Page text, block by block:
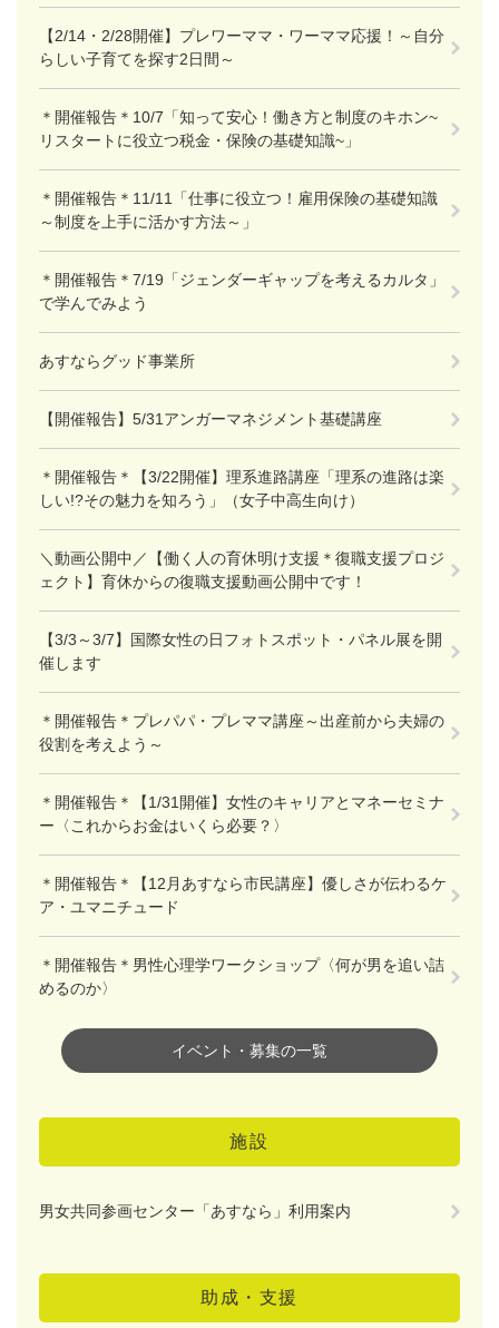
【2/14・2/28開催】プレワーママ・ワーママ応援！～自分
らしい子育てを探す2日間～
＊開催報告＊10/7「知って安心！働き方と制度のキホン~
リスタートに役立つ税金・保険の基礎知識~」
＊開催報告＊11/11「仕事に役立つ！雇用保険の基礎知識
～制度を上手に活かす方法～」
＊開催報告＊7/19「ジェンダーギャップを考えるカルタ」
で学んでみよう
あすならグッド事業所
【開催報告】5/31アンガーマネジメント基礎講座
＊開催報告＊【3/22開催】理系進路講座「理系の進路は楽
しい!?その魅力を知ろう」（女子中高生向け）
＼動画公開中／【働く人の育休明け支援＊復職支援プロジ
ェクト】育休からの復職支援動画公開中です！
【3/3～3/7】国際女性の日フォトスポット・パネル展を開
催します
＊開催報告＊プレパパ・プレママ講座～出産前から夫婦の
役割を考えよう～
＊開催報告＊【1/31開催】女性のキャリアとマネーセミナ
ー〈これからお金はいくら必要？〉
＊開催報告＊【12月あすなら市民講座】優しさが伝わるケ
ア・ユマニチュード
＊開催報告＊男性心理学ワークショップ〈何が男を追い詰
めるのか〉
イベント・募集の一覧
施設
男女共同参画センター「あすなら」利用案内
助成・支援